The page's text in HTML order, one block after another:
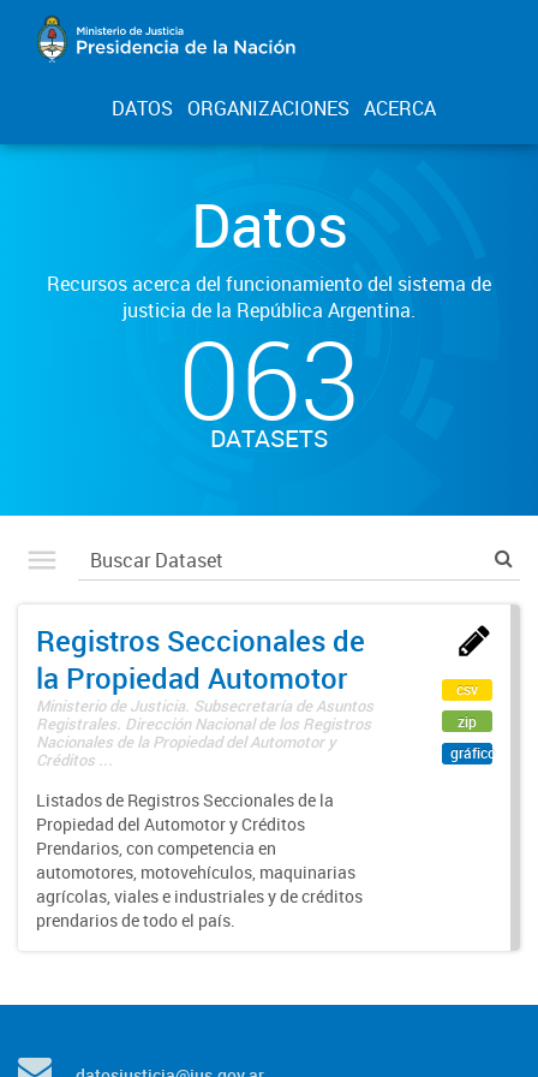
DATOS ORGANIZACIONES ACERCA
Datos
Recursos acerca del funcionamiento del sistema de
justicia de la República Argentina.
063
DATASETS
Registros Seccionales de
la Propiedad Automotor
Ministerio de Justicia. Subsecretaría de Asuntos
Registrales. Dirección Nacional de los Registros
Nacionales de la Propiedad del Automotor y
Créditos ...
Listados de Registros Seccionales de la
Propiedad del Automotor y Créditos
Prendarios, con competencia en
automotores, motovehículos, maquinarias
agrícolas, viales e industriales y de créditos
prendarios de todo el país.
csv
zip
gráfico